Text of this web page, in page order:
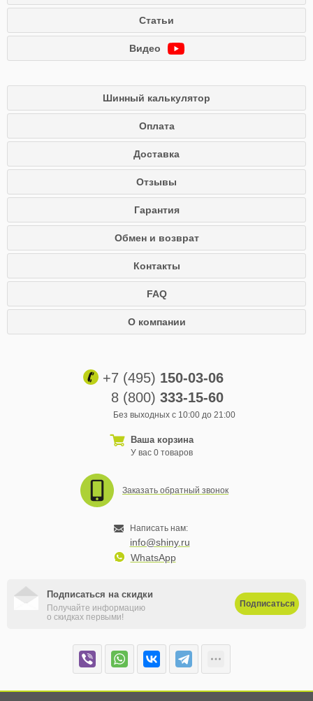
Статьи
Видео
Шинный калькулятор
Оплата
Доставка
Отзывы
Гарантия
Обмен и возврат
Контакты
FAQ
О компании
+7 (495) 150-03-06
8 (800) 333-15-60
Без выходных с 10:00 до 21:00
Ваша корзина
У вас 0 товаров
Заказать обратный звонок
Написать нам:
info@shiny.ru
WhatsApp
Подписаться на скидки
Получайте информацию
о скидках первыми!
Подписаться